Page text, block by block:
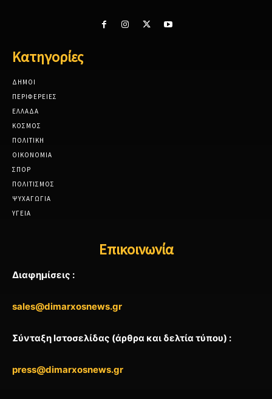
Κατηγορίες
ΔΗΜΟΙ
ΠΕΡΙΦΕΡΕΙΕΣ
ΕΛΛΑΔΑ
ΚΟΣΜΟΣ
ΠΟΛΙΤΙΚΗ
ΟΙΚΟΝΟΜΙΑ
ΣΠΟΡ
ΠΟΛΙΤΙΣΜΟΣ
ΨΥΧΑΓΩΓΙΑ
ΥΓΕΙΑ
Επικοινωνία
Διαφημίσεις :
sales@dimarxosnews.gr
Σύνταξη Ιστοσελίδας (άρθρα και δελτία τύπου) :
press@dimarxosnews.gr